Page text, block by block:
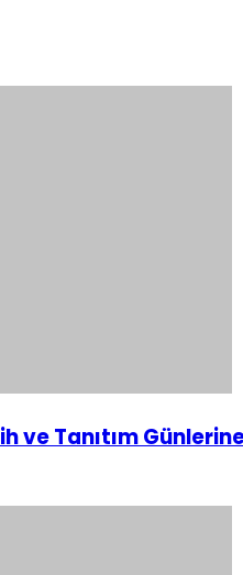
ve Tanıtım